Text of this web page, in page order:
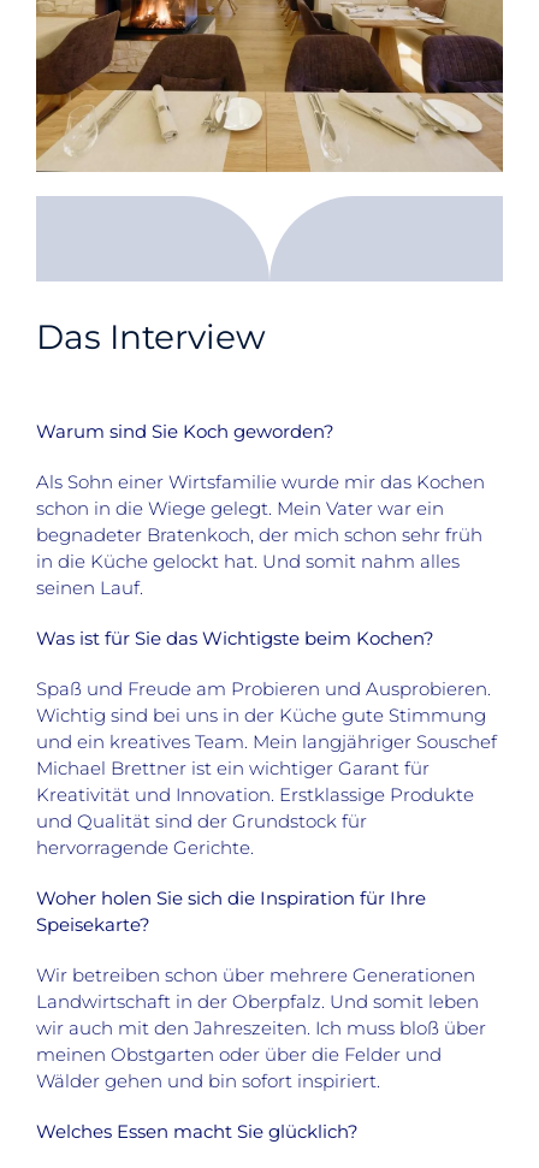
Das Interview
Warum sind Sie Koch geworden?
Als Sohn einer Wirtsfamilie wurde mir das Kochen
schon in die Wiege gelegt. Mein Vater war ein
begnadeter Bratenkoch, der mich schon sehr früh
in die Küche gelockt hat. Und somit nahm alles
seinen Lauf.
Was ist für Sie das Wichtigste beim Kochen?
Spaß und Freude am Probieren und Ausprobieren.
Wichtig sind bei uns in der Küche gute Stimmung
und ein kreatives Team. Mein langjähriger Souschef
Michael Brettner ist ein wichtiger Garant für
Kreativität und Innovation. Erstklassige Produkte
und Qualität sind der Grundstock für
hervorragende Gerichte.
Woher holen Sie sich die Inspiration für Ihre
Speisekarte?
Wir betreiben schon über mehrere Generationen
Landwirtschaft in der Oberpfalz. Und somit leben
wir auch mit den Jahreszeiten. Ich muss bloß über
meinen Obstgarten oder über die Felder und
Wälder gehen und bin sofort inspiriert.
Welches Essen macht Sie glücklich?